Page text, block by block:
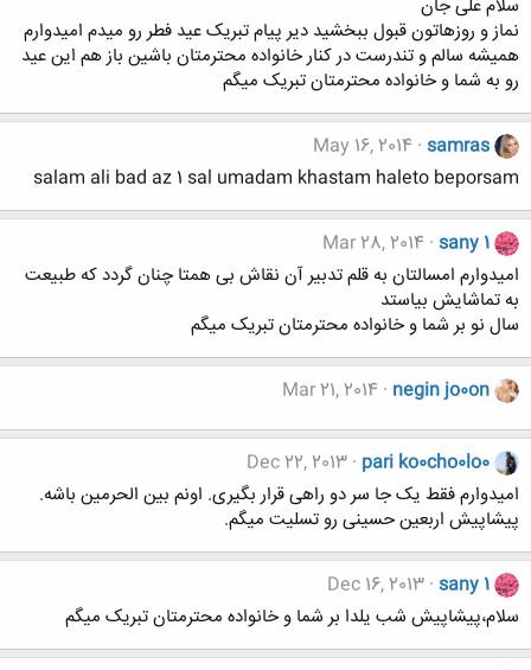
سلام علی جان
نماز و روزهاتون قبول ببخشید دیر پیام تبریک عید فطر رو میدم امیدوارم
همیشه سالم و تندرست در کنار خانواده محترمتان باشین باز هم این عید
رو به شما و خانواده محترمتان تبریک میگم
samras
May 16, 2014
salam ali bad az 1 sal umadam khastam haleto beporsam
sany 1
Mar 28, 2014
امیدوارم امسالتان به قلم تدبیر آن نقاش بی همتا چنان گردد که طبیعت
به تماشایش بیاستد
سال نو بر شما و خانواده محترمتان تبریک میگم
negin jo0on
Mar 21, 2014
pari ko0cho0lo0
Dec 22, 2013
امیدوارم فقط یک جا سر دو راهی قرار بگیری. اونم بین الحرمین باشه.
پیشاپیش اربعین حسینی رو تسلیت میگم.
sany 1
Dec 16, 2013
سلام،پیشاپیش شب یلدا بر شما و خانواده محترمتان تبریک میگم